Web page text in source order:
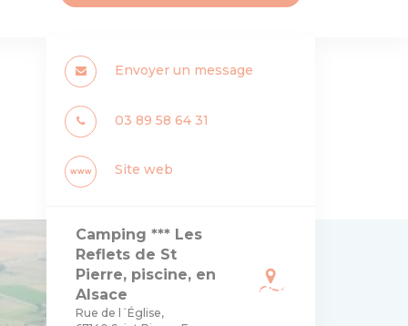
Envoyer un message
03 89 58 64 31
www Site web
Camping *** Les
Reflets de St
Pierre, piscine, en
Alsace
Rue de l´Église,